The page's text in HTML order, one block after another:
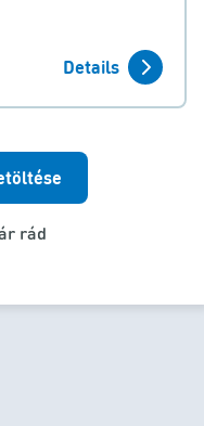
Details
rád